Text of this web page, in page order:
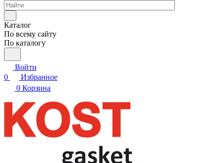
Каталог
По всему сайту
По каталогу
Войти
0
Избранное
0 Корзина